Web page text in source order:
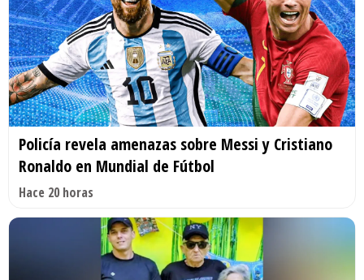
Policía revela amenazas sobre Messi y Cristiano
Ronaldo en Mundial de Fútbol
Hace 20 horas